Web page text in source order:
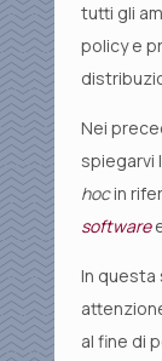
tutti gli
policy e
Nei
spiegarvi
hocin
software
In questa
al fine di